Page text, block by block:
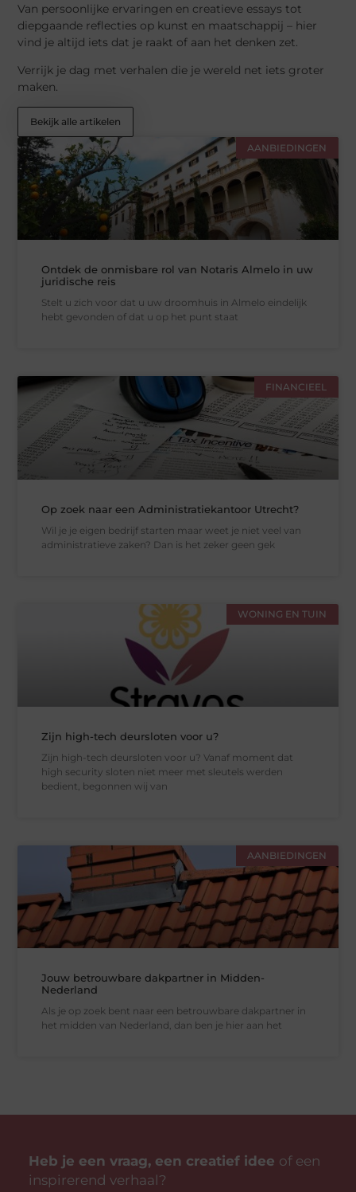
Van persoonlijke ervaringen en creatieve essays tot
diepgaande reflecties op kunst en maatschappij – hier
vind je altijd iets dat je raakt of aan het denken zet.
Verrijk je dag met verhalen die je wereld net iets groter
maken.
Bekijk alle artikelen
AANBIEDINGEN
Ontdek de onmisbare rol van Notaris Almelo in uw
juridische reis
Stelt u zich voor dat u uw droomhuis in Almelo eindelijk
hebt gevonden of dat u op het punt staat
FINANCIEEL
Op zoek naar een Administratiekantoor Utrecht?
Wil je je eigen bedrijf starten maar weet je niet veel van
administratieve zaken? Dan is het zeker geen gek
WONING EN TUIN
Zijn high-tech deursloten voor u?
Zijn high-tech deursloten voor u? Vanaf moment dat
high security sloten niet meer met sleutels werden
bedient, begonnen wij van
AANBIEDINGEN
Jouw betrouwbare dakpartner in Midden-
Nederland
Als je op zoek bent naar een betrouwbare dakpartner in
het midden van Nederland, dan ben je hier aan het
Heb je een vraag, een creatief idee of een
inspirerend verhaal?